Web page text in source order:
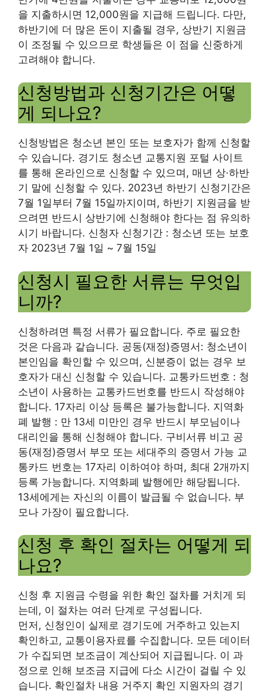
을 지출하시면 12,000원을 지급해 드립니다. 다만,
하반기에 더 많은 돈이 지출될 경우, 상반기 지원금
이 조정될 수 있으므로 학생들은 이 점을 신중하게
고려해야 합니다.
신청방법과 신청기간은 어떻
게 되나요?
신청방법은 청소년 본인 또는 보호자가 함께 신청할
수 있습니다. 경기도 청소년 교통지원 포털 사이트
를 통해 온라인으로 신청할 수 있으며, 매년 상·하반
기 말에 신청할 수 있다. 2023년 하반기 신청기간은
7월 1일부터 7월 15일까지이며, 하반기 지원금을 받
으려면 반드시 상반기에 신청해야 한다는 점 유의하
시기 바랍니다. 신청자 신청기간 : 청소년 또는 보호
자 2023년 7월 1일 ~ 7월 15일
신청시 필요한 서류는 무엇입
니까?
신청하려면 특정 서류가 필요합니다. 주로 필요한
것은 다음과 같습니다. 공동(재정)증명서: 청소년이
본인임을 확인할 수 있으며, 신분증이 없는 경우 보
호자가 대신 신청할 수 있습니다. 교통카드번호 : 청
소년이 사용하는 교통카드번호를 반드시 작성해야
합니다. 17자리 이상 등록은 불가능합니다. 지역화
폐 발행 : 만 13세 미만인 경우 반드시 부모님이나
대리인을 통해 신청해야 합니다. 구비서류 비고 공
동(재정)증명서 부모 또는 세대주의 증명서 가능 교
통카드 번호는 17자리 이하여야 하며, 최대 2개까지
등록 가능합니다. 지역화폐 발행에만 해당됩니다.
13세에게는 자신의 이름이 발급될 수 없습니다. 부
모나 가장이 필요합니다.
신청 후 확인 절차는 어떻게 되
나요?
신청 후 지원금 수령을 위한 확인 절차를 거치게 되
는데, 이 절차는 여러 단계로 구성됩니다.
먼저, 신청인이 실제로 경기도에 거주하고 있는지
확인하고, 교통이용자료를 수집합니다. 모든 데이터
가 수집되면 보조금이 계산되어 지급됩니다. 이 과
정으로 인해 보조금 지급에 다소 시간이 걸릴 수 있
습니다. 확인절차 내용 거주지 확인 지원자의 경기